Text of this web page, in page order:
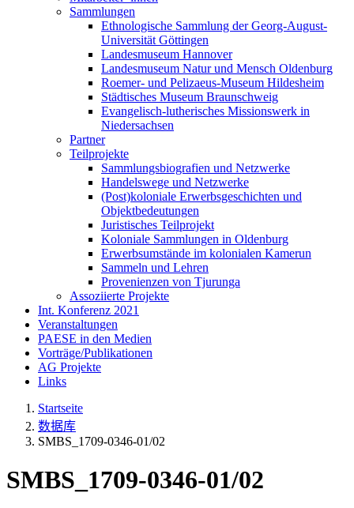
Sammlungen
Ethnologische Sammlung der Georg-August-
Universität Göttingen
Landesmuseum Hannover
Landesmuseum Natur und Mensch Oldenburg
Roemer- und Pelizaeus-Museum Hildesheim
Städtisches Museum Braunschweig
Evangelisch-lutherisches Missionswerk in
Niedersachsen
Partner
Teilprojekte
Sammlungsbiografien und Netzwerke
Handelswege und Netzwerke
(Post)koloniale Erwerbsgeschichten und
Objektbedeutungen
Juristisches Teilprojekt
Koloniale Sammlungen in Oldenburg
Erwerbsumstände im kolonialen Kamerun
Sammeln und Lehren
Provenienzen von Tjurunga
Assoziierte Projekte
Int. Konferenz 2021
Veranstaltungen
PAESE in den Medien
Vorträge/Publikationen
AG Projekte
Links
Startseite
数据库
SMBS_1709-0346-01/02
SMBS_1709-0346-01/02